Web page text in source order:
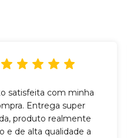
satisfeita com minha
Entrega super
produto realmente
e de alta qualidade a